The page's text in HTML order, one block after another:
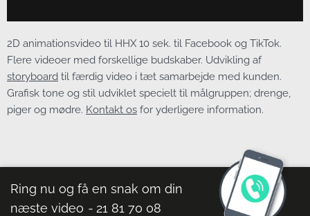
2D animationsvideo til HHX 10 sek. til Facebook og TikTok.
Flere videoer med forskellige budskaber. Udvikling af
storyboard til færdig video i tæt samarbejde med kunden.
Grafisk tone og stil udviklet specielt til målgruppen; drenge,
piger og mødre. Kontakt os for yderligere information.
Ring nu og få en snak om din
næste video - 21 81 70 08